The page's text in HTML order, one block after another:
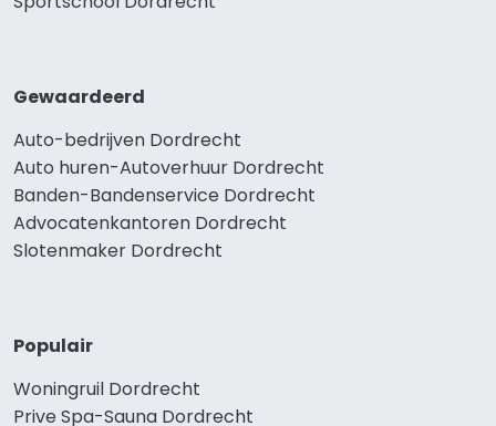
Gewaardeerd
Auto-bedrijven Dordrecht
Auto huren-Autoverhuur Dordrecht
Banden-Bandenservice Dordrecht
Advocatenkantoren Dordrecht
Slotenmaker Dordrecht
Populair
Woningruil Dordrecht
Prive Spa-Sauna Dordrecht